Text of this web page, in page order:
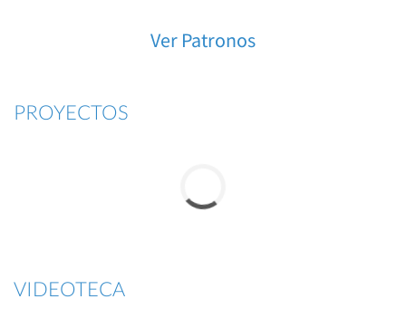
Ver Patronos
PROYECTOS
VIDEOTECA